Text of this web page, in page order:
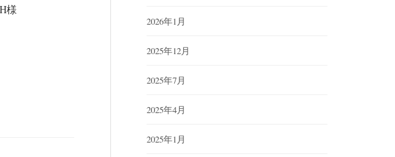
様
2026年1月
2025年12月
2025年7月
2025年4月
2025年1月